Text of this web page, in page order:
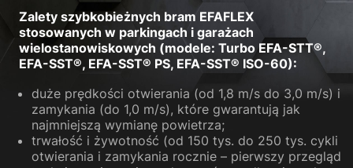
Zalety szybkobieżnych bram EFAFLEX
stosowanych w parkingach i garażach
wielostanowiskowych (modele: Turbo EFA-STT®,
EFA-SST®, EFA-SST® PS, EFA-SST® ISO-60):
duże prędkości otwierania (od 1,8 m/s do 3,0 m/s) i
zamykania (do 1,0 m/s), które gwarantują jak
najmniejszą wymianę powietrza;
trwałość i żywotność (od 150 tys. do 250 tys. cykli
otwierania i zamykania rocznie – pierwszy przegląd